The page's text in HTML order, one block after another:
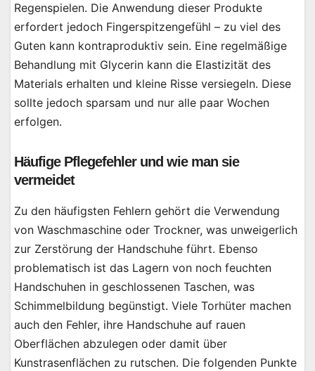
Regenspielen. Die Anwendung dieser Produkte
erfordert jedoch Fingerspitzengefühl – zu viel des
Guten kann kontraproduktiv sein. Eine regelmäßige
Behandlung mit Glycerin kann die Elastizität des
Materials erhalten und kleine Risse versiegeln. Diese
sollte jedoch sparsam und nur alle paar Wochen
erfolgen.
Häufige Pflegefehler und wie man sie
vermeidet
Zu den häufigsten Fehlern gehört die Verwendung
von Waschmaschine oder Trockner, was unweigerlich
zur Zerstörung der Handschuhe führt. Ebenso
problematisch ist das Lagern von noch feuchten
Handschuhen in geschlossenen Taschen, was
Schimmelbildung begünstigt. Viele Torhüter machen
auch den Fehler, ihre Handschuhe auf rauen
Oberflächen abzulegen oder damit über
Kunstrasenflächen zu rutschen. Die folgenden Punkte